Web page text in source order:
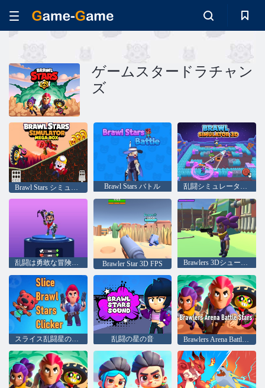
ゲームスタードラチャン
ズ
Brawl Stars シミュレーター メガボックス Brawl Stars バトル 乱闘シミュレーター 3D
乱闘は勇敢な冒険です Brawler Star 3D FPS Brawlers 3Dシュータースター
スライス乱闘星のクリッカー 乱闘の星の音 Brawlers Arena Battle Stars